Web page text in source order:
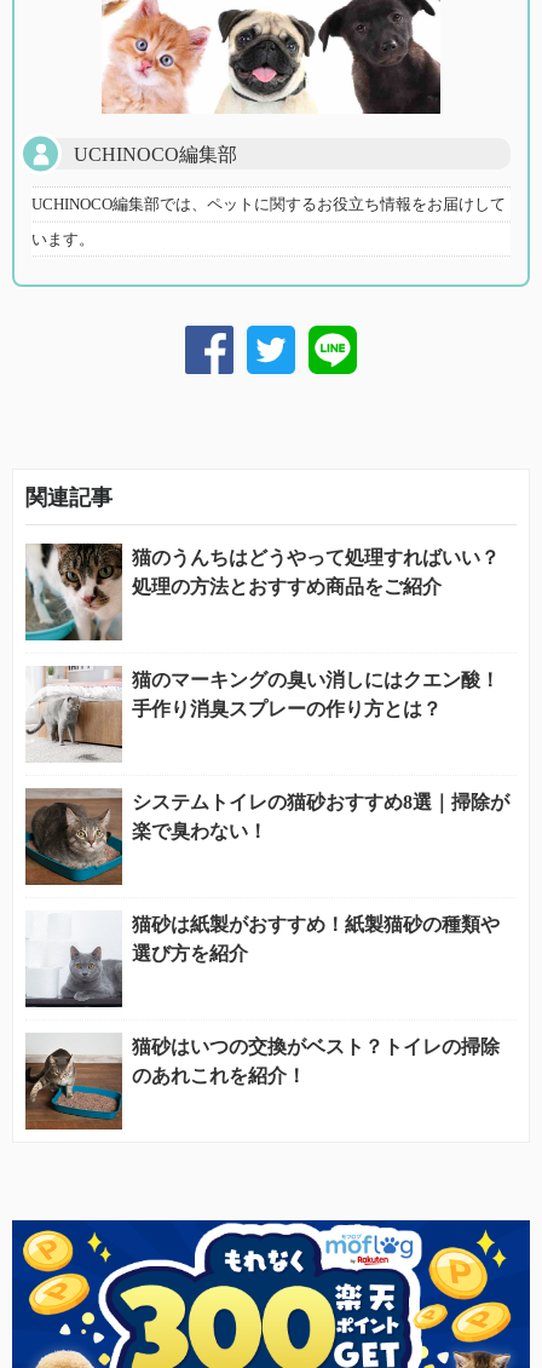
UCHINOCO編集部
UCHINOCO編集部では、ペットに関するお役立ち情報をお届けして
います。
関連記事
猫のうんちはどうやって処理すればいい？
処理の方法とおすすめ商品をご紹介
猫のマーキングの臭い消しにはクエン酸！
手作り消臭スプレーの作り方とは？
システムトイレの猫砂おすすめ8選｜掃除が
楽で臭わない！
猫砂は紙製がおすすめ！紙製猫砂の種類や
選び方を紹介
猫砂はいつの交換がベスト？トイレの掃除
のあれこれを紹介！